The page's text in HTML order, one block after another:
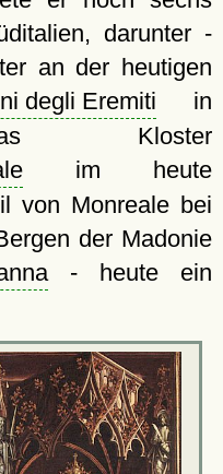
darunter -
an der heutigen
degli Eremiti in
Kloster
im heute
von Monreale bei
der Madonie
- heute ein